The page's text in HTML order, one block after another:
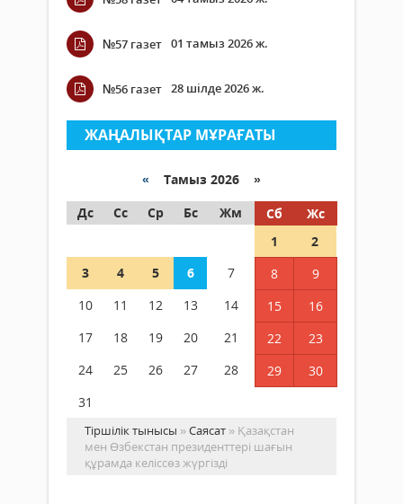
№57 газет 01 тамыз 2026 ж.
№56 газет 28 шілде 2026 ж.
ЖАҢАЛЫҚТАР МҰРАҒАТЫ
« Тамыз 2026 »
Дс
Сс Ср Бс Жм Сб
Жс
1
2
3
4 5 6 7 8
9
10
11 12 13 14 15
16
17
18 19 20 21 22
23
24
25 26 27 28 29
30
31
Тіршілік тынысы »Саясат » Қазақстан
мен Өзбекстан президенттері шағын
құрамда келіссөз жүргізді